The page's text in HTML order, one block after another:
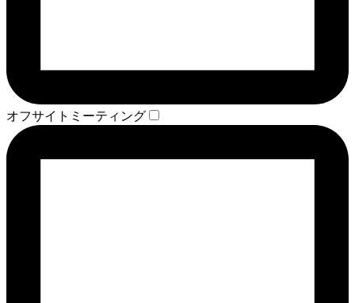
オフサイトミーティング